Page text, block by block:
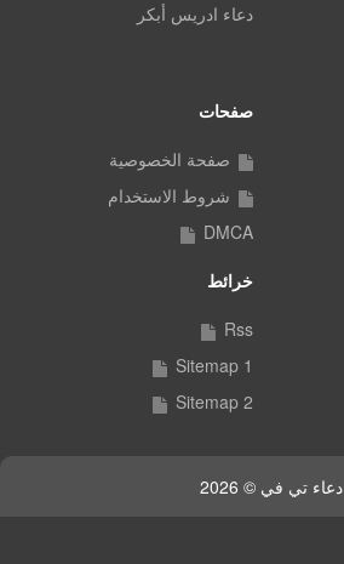
دعاء ادريس أبكر
صفحات
صفحة الخصوصية
شروط الاستخدام
DMCA
خرائط
Rss
Sitemap 1
Sitemap 2
دعاء تي في © 2026